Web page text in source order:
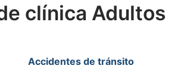
clínica Adultos
Accidentes de tránsito